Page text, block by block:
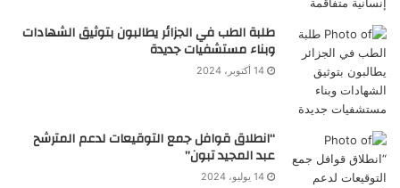
طلبة الطب في الجزائر يطالبون بتوثيق الشهادات
وبناء مستشفيات جديدة
14 أكتوبر، 2024
“انطلاق قوافل جمع التوقيعات لدعم المترشح
عبد المجيد تبون”
14 يوليو، 2024